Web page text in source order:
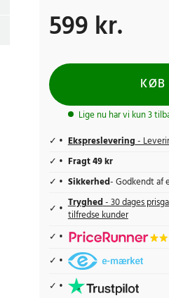
Pris:599 kr.
599 kr.
KØB
Lige nu har vi kun 3
Ekspreslevering-
Fragt 49 kr
Sikkerhed- Godkendt af
Tryghed- 30 dages
tilfredse kunder